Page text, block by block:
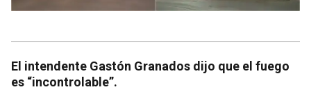
El intendente Gastón Granados dijo que el fuego
es “incontrolable”.